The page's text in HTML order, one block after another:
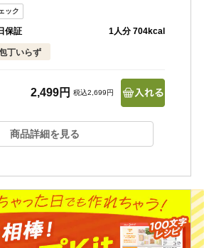
保証 1人分 704kcal
丁いらず
2,499円 税込2,699円
商品詳細を見る